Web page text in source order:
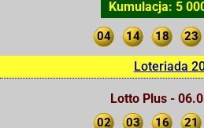
Kumulacja: 5
04 14 18 23
Loteriada
Lotto Plus -
02 03 16 21